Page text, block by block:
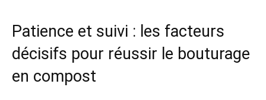
Patience et suivi : les facteurs
décisifs pour réussir le bouturage
en compost